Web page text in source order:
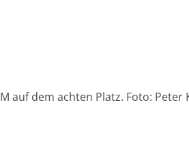
auf dem achten Platz. Foto: Peter